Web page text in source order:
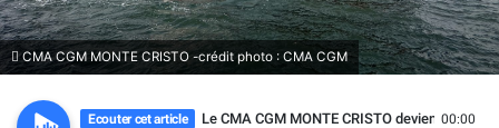
CMA CGM MONTE CRISTO -crédit photo : CMA CGM
Ecouter cet article Le CMA CGM MONTE CRISTO devient le00:00